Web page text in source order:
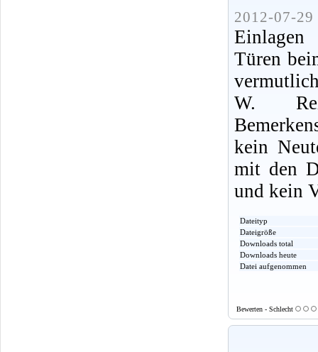
2012-07-29
Türen
W.
kein
mit den
und kein
Dateityp
Dateigröße
Downloads total
Downloads heute
Datei aufgenommen
Bewerten - Schlecht